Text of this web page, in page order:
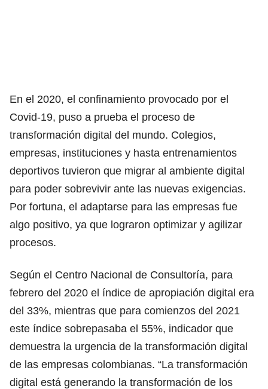
En el 2020, el confinamiento provocado por el
Covid-19, puso a prueba el proceso de
transformación digital del mundo. Colegios,
empresas, instituciones y hasta entrenamientos
deportivos tuvieron que migrar al ambiente digital
para poder sobrevivir ante las nuevas exigencias.
Por fortuna, el adaptarse para las empresas fue
algo positivo, ya que lograron optimizar y agilizar
procesos.
Según el Centro Nacional de Consultoría, para
febrero del 2020 el índice de apropiación digital era
del 33%, mientras que para comienzos del 2021
este índice sobrepasaba el 55%, indicador que
demuestra la urgencia de la transformación digital
de las empresas colombianas. “La transformación
digital está generando la transformación de los